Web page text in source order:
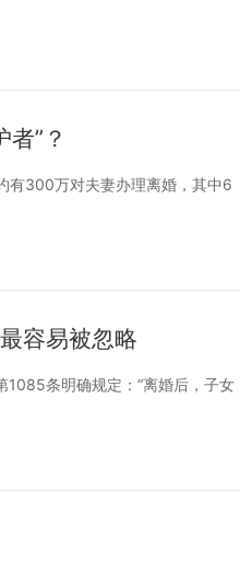
”？
有300万对夫妻办理离婚，其中6
容易被忽略
1085条明确规定：“离婚后，子女